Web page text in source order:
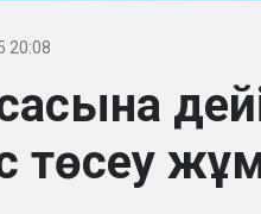
20:08
төсеу